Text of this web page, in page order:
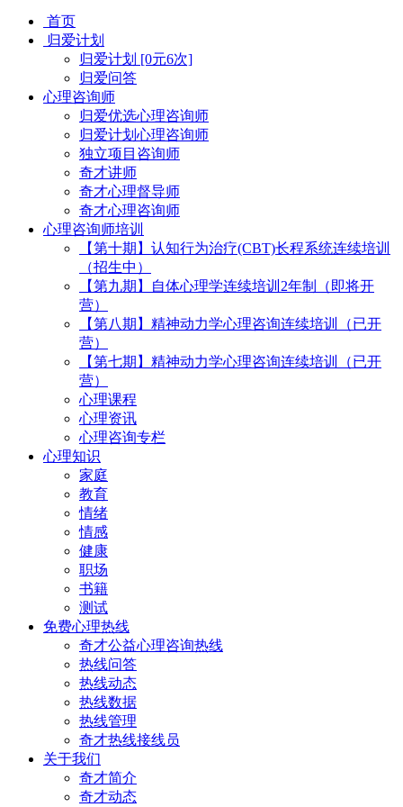
首页
归爱计划
归爱计划 [0元6次]
归爱问答
心理咨询师
归爱优选心理咨询师
归爱计划心理咨询师
独立项目咨询师
奇才讲师
奇才心理督导师
奇才心理咨询师
心理咨询师培训
【第十期】认知行为治疗(CBT)长程系统连续培训
（招生中）
【第九期】自体心理学连续培训2年制（即将开
营）
【第八期】精神动力学心理咨询连续培训（已开
营）
【第七期】精神动力学心理咨询连续培训（已开
营）
心理课程
心理资讯
心理咨询专栏
心理知识
家庭
教育
情绪
情感
健康
职场
书籍
测试
免费心理热线
奇才公益心理咨询热线
热线问答
热线动态
热线数据
热线管理
奇才热线接线员
关于我们
奇才简介
奇才动态